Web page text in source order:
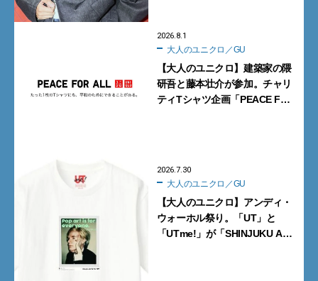
2026.8.1
大人のユニクロ／GU
【大人のユニクロ】建築家の隈
研吾と藤本壮介が参加。チャリ
ティTシャツ企画「PEACE FOR
2026.7.30
大人のユニクロ／GU
【大人のユニクロ】アンディ・
ウォーホル祭り。「UT」と
「UTme!」が「SHINJUKU ART